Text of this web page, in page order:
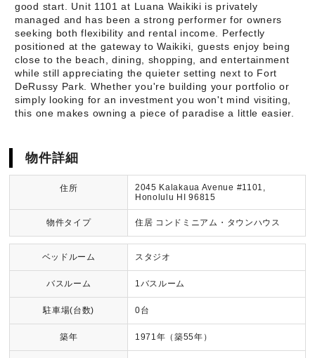
good start. Unit 1101 at Luana Waikiki is privately
managed and has been a strong performer for owners
seeking both flexibility and rental income. Perfectly
positioned at the gateway to Waikiki, guests enjoy being
close to the beach, dining, shopping, and entertainment
while still appreciating the quieter setting next to Fort
DeRussy Park. Whether you're building your portfolio or
simply looking for an investment you won't mind visiting,
this one makes owning a piece of paradise a little easier.
物件詳細
住所
2045 Kalakaua Avenue #1101,
Honolulu HI 96815
物件タイプ 住居 コンドミニアム・タウンハウス
ベッドルーム スタジオ
バスルーム 1バスルーム
駐車場(台数) 0台
築年 1971年（築55年）